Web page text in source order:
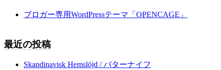
ブロガー専用WordPressテーマ「OPENCAGE」
最近の投稿
Skandinavisk Hemslöjd / バターナイフ